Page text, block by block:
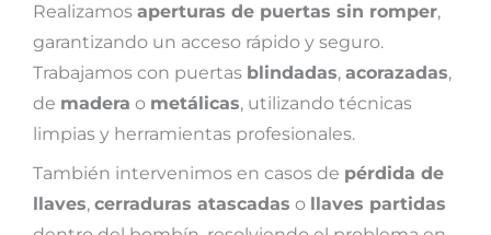
Realizamos aperturas de puertas sin romper,
garantizando un acceso rápido y seguro.
Trabajamos con puertas blindadas, acorazadas,
de madera o metálicas, utilizando técnicas
limpias y herramientas profesionales.
También intervenimos en casos de pérdida de
llaves, cerraduras atascadas o llaves partidas